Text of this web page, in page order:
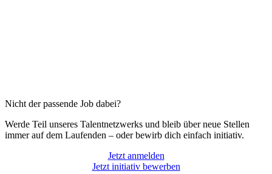
Nicht der passende Job dabei?
Werde Teil unseres Talentnetzwerks und bleib über neue Stellen
immer auf dem Laufenden – oder bewirb dich einfach initiativ.
Jetzt anmelden
Jetzt initiativ bewerben